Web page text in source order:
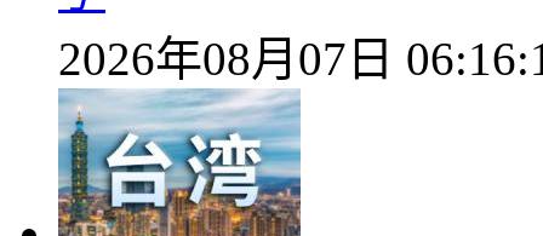
2026年08月07日